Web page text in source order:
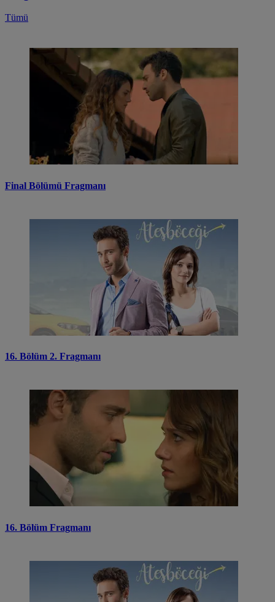
Tümü
Final Bölümü Fragmanı
16. Bölüm 2. Fragmanı
16. Bölüm Fragmanı